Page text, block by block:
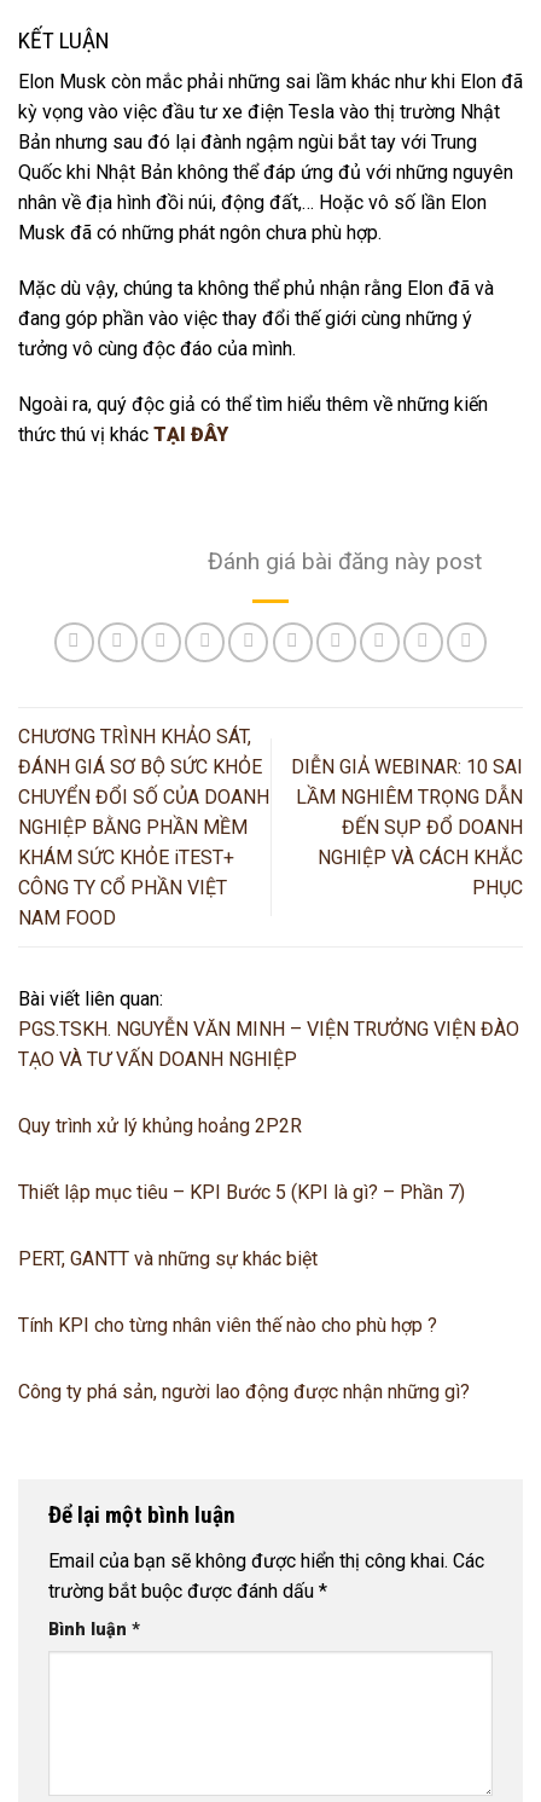
KẾT LUẬN
Elon Musk còn mắc phải những sai lầm khác như khi Elon đã
kỳ vọng vào việc đầu tư xe điện Tesla vào thị trường Nhật
Bản nhưng sau đó lại đành ngậm ngùi bắt tay với Trung
Quốc khi Nhật Bản không thể đáp ứng đủ với những nguyên
nhân về địa hình đồi núi, động đất,… Hoặc vô số lần Elon
Musk đã có những phát ngôn chưa phù hợp.
Mặc dù vậy, chúng ta không thể phủ nhận rằng Elon đã và
đang góp phần vào việc thay đổi thế giới cùng những ý
tưởng vô cùng độc đáo của mình.
Ngoài ra, quý độc giả có thể tìm hiểu thêm về những kiến
thức thú vị khác TẠI ĐÂY
Đánh giá bài đăng này post
CHƯƠNG TRÌNH KHẢO SÁT,
ĐÁNH GIÁ SƠ BỘ SỨC KHỎE
CHUYỂN ĐỔI SỐ CỦA DOANH
NGHIỆP BẰNG PHẦN MỀM
KHÁM SỨC KHỎE iTEST+
CÔNG TY CỔ PHẦN VIỆT
NAM FOOD
DIỄN GIẢ WEBINAR: 10 SAI
LẦM NGHIÊM TRỌNG DẪN
ĐẾN SỤP ĐỔ DOANH
NGHIỆP VÀ CÁCH KHẮC
PHỤC
Bài viết liên quan:
PGS.TSKH. NGUYỄN VĂN MINH – VIỆN TRƯỞNG VIỆN ĐÀO
TẠO VÀ TƯ VẤN DOANH NGHIỆP
Quy trình xử lý khủng hoảng 2P2R
Thiết lập mục tiêu – KPI Bước 5 (KPI là gì? – Phần 7)
PERT, GANTT và những sự khác biệt
Tính KPI cho từng nhân viên thế nào cho phù hợp ?
Công ty phá sản, người lao động được nhận những gì?
Để lại một bình luận
Email của bạn sẽ không được hiển thị công khai. Các
trường bắt buộc được đánh dấu *
Bình luận *